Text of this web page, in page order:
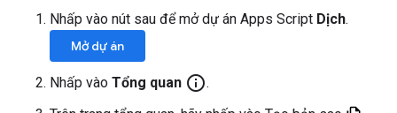
Nhấp vào nút sau để mở dự án Apps Script Dịch.
Mở dự án
Nhấp vào Tổng quan info_outline.